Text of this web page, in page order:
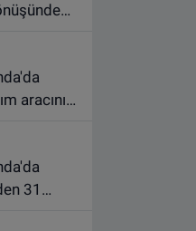
aracının
kaybetti
31